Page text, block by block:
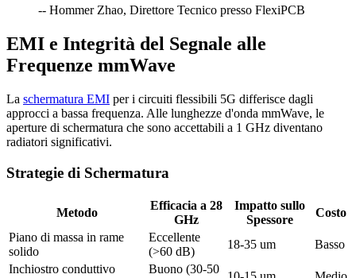
-- Hommer Zhao, Direttore Tecnico presso FlexiPCB
EMI e Integrità del Segnale alle
Frequenze mmWave
La schermatura EMI per i circuiti flessibili 5G differisce dagli
approcci a bassa frequenza. Alle lunghezze d'onda mmWave, le
aperture di schermatura che sono accettabili a 1 GHz diventano
radiatori significativi.
Strategie di Schermatura
Metodo
Efficacia a 28
GHz
Impatto sullo
Spessore
Costo
Piano di massa in rame
solido
Eccellente
(>60 dB)
18-35 um
Basso
Inchiostro conduttivo
Buono (30-50